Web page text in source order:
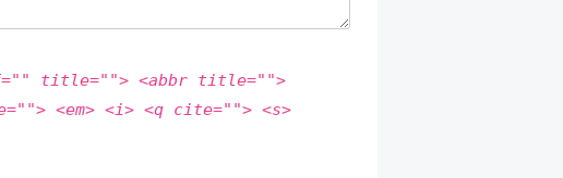
title=""> <abbr title="">
<em> <i> <q cite=""> <s>